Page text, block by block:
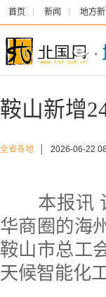
首页 新闻 地方新
鞍山新增
全省各地 2026-06-22
本报讯 记
华商圈的海
鞍山市总工
天候智能化